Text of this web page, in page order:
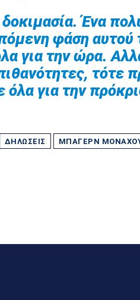
Ένα
φάση αυτού
για την ώρα.
τότε
για την
ΔΗΛΏΣΕΙΣ ΜΠΆΓΕΡΝ